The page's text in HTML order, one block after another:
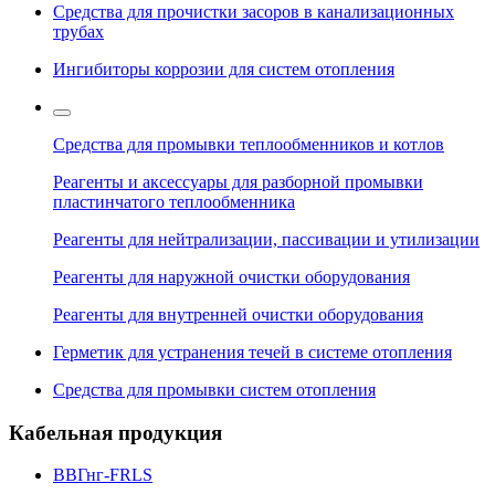
Средства для прочистки засоров в канализационных
трубах
Ингибиторы коррозии для систем отопления
Средства для промывки теплообменников и котлов
Реагенты и аксессуары для разборной промывки
пластинчатого теплообменника
Реагенты для нейтрализации, пассивации и утилизации
Реагенты для наружной очистки оборудования
Реагенты для внутренней очистки оборудования
Герметик для устранения течей в системе отопления
Средства для промывки систем отопления
Кабельная продукция
ВВГнг-FRLS